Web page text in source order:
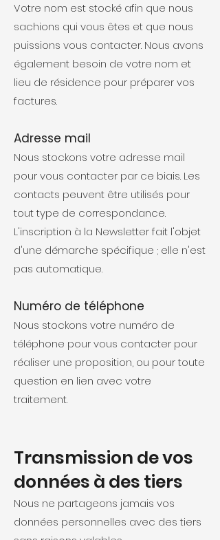
Votre nom est stocké afin que nous
sachions qui vous êtes et que nous
puissions vous contacter. Nous avons
également besoin de votre nom et
lieu de résidence pour préparer vos
factures.
Adresse mail
Nous stockons votre adresse mail
pour vous contacter par ce biais. Les
contacts peuvent être utilisés pour
tout type de correspondance.
L'inscription à la Newsletter fait l'objet
d'une démarche spécifique ; elle n'est
pas automatique.
Numéro de téléphone
Nous stockons votre numéro de
téléphone pour vous contacter pour
réaliser une proposition, ou pour toute
question en lien avec votre
traitement.
Transmission de vos
données à des tiers
Nous ne partageons jamais vos
données personnelles avec des tiers